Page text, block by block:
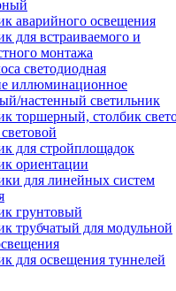
аварийного освещения
для встраиваемого и
монтажа
светодиодная
иллюминационное
настенный светильник
торшерный, столбик
для стройплощадок
ориентации
для линейных систем
грунтовый
трубчатый для модульной
для освещения туннелей